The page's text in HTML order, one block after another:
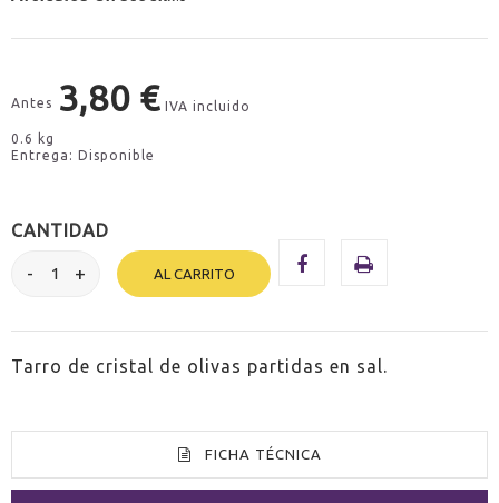
Antes 3,80 € IVA incluido
0.6 kg
Entrega: Disponible
CANTIDAD
AL CARRITO
Tarro de cristal de olivas partidas en sal.
FICHA TÉCNICA